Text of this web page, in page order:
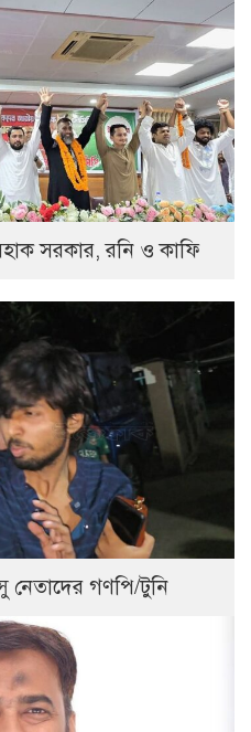
সরকার, রনি ও কাফি
নেতাদের গণপি/টুনি